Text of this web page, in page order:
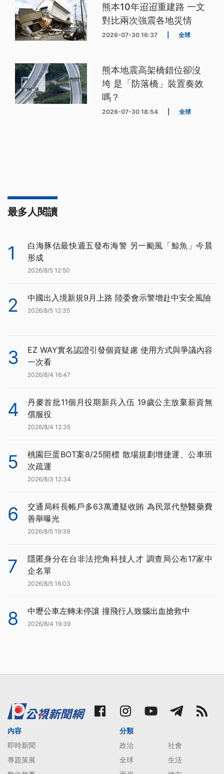
熊本10年迢迢重建路 一文
對比兩次強震各地災情
2026-07-30 16:37 全球
熊本地震高架橋錯位卻沒
垮 是「防落橋」裝置奏效
嗎？
2026-07-30 18:54 全球
最多人閱讀
1
白海豚估最快週五發布海警 另一颱風「鯨魚」今晨
形成
2026/8/5 12:50
2 中國出入境新規9月上路 陸委會示警增赴中安全風險
2026/8/5 12:35
3
EZ WAY實名認證引發個資疑慮 使用方式與爭議內容
一次看
2026/8/4 16:47
4
丹麥首批11個月役期新兵入伍 19歲公主放棄薪資無
償服役
2026/8/4 12:35
5
桃園巨蛋BOT案8/25開標 散場規劃增捷運、公車班
次疏運
2026/8/3 12:34
6
交通局科長帳戶多63萬遭疑收賄 為民眾代墊醫藥費
善舉曝光
2026/8/5 19:39
7
隱匿身分在台非法挖角科技人才 調查局公布17家中
企名單
2026/8/5 16:03
8 中壢公車左轉未停讓 撞飛行人致腦出血搶救中
2026/8/4 19:39
內容
即時新聞
專題策展
分類
政治
社會
全球
生活